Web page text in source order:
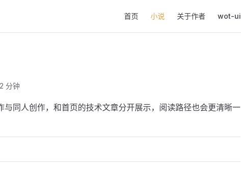
首页 小说 关于作者 wot-ui
2 分钟
与同人创作，和首页的技术文章分开展示，阅读路径也会更清晰一